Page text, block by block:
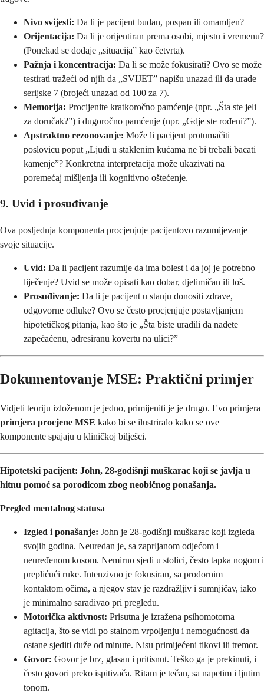
Nivo svijesti: Da li je pacijent budan, pospan ili omamljen?
Orijentacija: Da li je orijentiran prema osobi, mjestu i vremenu?
(Ponekad se dodaje „situacija” kao četvrta).
Pažnja i koncentracija: Da li se može fokusirati? Ovo se može
testirati tražeći od njih da „SVIJET” napišu unazad ili da urade
serijske 7 (brojeći unazad od 100 za 7).
Memorija: Procijenite kratkoročno pamćenje (npr. „Šta ste jeli
za doručak?”) i dugoročno pamćenje (npr. „Gdje ste rođeni?”).
Apstraktno rezonovanje: Može li pacijent protumačiti
poslovicu poput „Ljudi u staklenim kućama ne bi trebali bacati
kamenje”? Konkretna interpretacija može ukazivati na
poremećaj mišljenja ili kognitivno oštećenje.
9. Uvid i prosuđivanje
Ova posljednja komponenta procjenjuje pacijentovo razumijevanje
svoje situacije.
Uvid: Da li pacijent razumije da ima bolest i da joj je potrebno
liječenje? Uvid se može opisati kao dobar, djelimičan ili loš.
Prosuđivanje: Da li je pacijent u stanju donositi zdrave,
odgovorne odluke? Ovo se često procjenjuje postavljanjem
hipotetičkog pitanja, kao što je „Šta biste uradili da nađete
zapečaćenu, adresiranu kovertu na ulici?”
Dokumentovanje MSE: Praktični primjer
Vidjeti teoriju izloženom je jedno, primijeniti je je drugo. Evo primjera
primjera procjene MSE kako bi se ilustriralo kako se ove
komponente spajaju u kliničkoj bilješci.
Hipotetski pacijent: John, 28-godišnji muškarac koji se javlja u
hitnu pomoć sa porodicom zbog neobičnog ponašanja.
Pregled mentalnog statusa
Izgled i ponašanje: John je 28-godišnji muškarac koji izgleda
svojih godina. Neuredan je, sa zaprljanom odjećom i
neuređenom kosom. Nemirno sjedi u stolici, često tapka nogom i
preplićući ruke. Intenzivno je fokusiran, sa prodornim
kontaktom očima, a njegov stav je razdražljiv i sumnjičav, iako
je minimalno sarađivao pri pregledu.
Motorička aktivnost: Prisutna je izražena psihomotorna
agitacija, što se vidi po stalnom vrpoljenju i nemogućnosti da
ostane sjediti duže od minute. Nisu primijećeni tikovi ili tremor.
Govor: Govor je brz, glasan i pritisnut. Teško ga je prekinuti, i
često govori preko ispitivača. Ritam je tečan, sa napetim i ljutim
tonom.